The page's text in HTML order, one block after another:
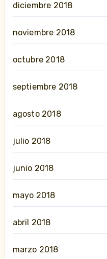
diciembre 2018
noviembre 2018
octubre 2018
septiembre 2018
agosto 2018
julio 2018
junio 2018
mayo 2018
abril 2018
marzo 2018